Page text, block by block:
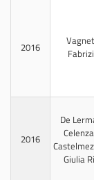
2016
2016
De
Giulia